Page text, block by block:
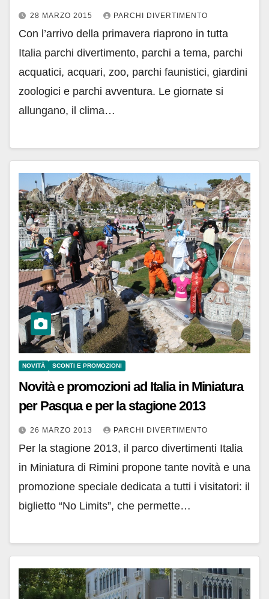
28 MARZO 2015 PARCHI DIVERTIMENTO
Con l’arrivo della primavera riaprono in tutta
Italia parchi divertimento, parchi a tema, parchi
acquatici, acquari, zoo, parchi faunistici, giardini
zoologici e parchi avventura. Le giornate si
allungano, il clima…
NOVITÀ SCONTI E PROMOZIONI
Novità e promozioni ad Italia in Miniatura
per Pasqua e per la stagione 2013
26 MARZO 2013 PARCHI DIVERTIMENTO
Per la stagione 2013, il parco divertimenti Italia
in Miniatura di Rimini propone tante novità e una
promozione speciale dedicata a tutti i visitatori: il
biglietto “No Limits”, che permette…